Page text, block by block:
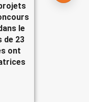
le
de 23
ont